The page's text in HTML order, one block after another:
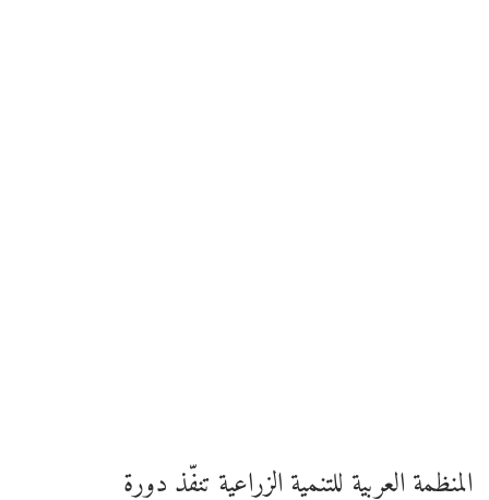
المنظمة العربية للتنمية الزراعية تنفّذ دورة